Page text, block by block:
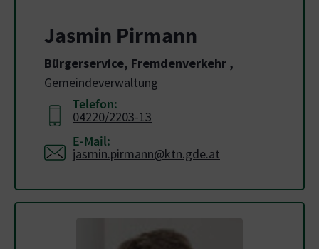
Jasmin Pirmann
Bürgerservice, Fremdenverkehr ,
Gemeindeverwaltung
Telefon:
04220/2203-13
E-Mail:
jasmin.pirmann@ktn.gde.at